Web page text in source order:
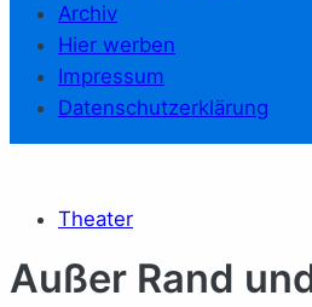
Archiv
Hier werben
Impressum
Datenschutzerklärung
Theater
Außer Rand